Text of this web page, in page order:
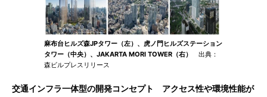
麻布台ヒルズ森JPタワー（左）、虎ノ門ヒルズステーション
タワー（中央）、JAKARTA MORI TOWER（右）
出典：
森ビルプレスリリース
交通インフラ一体型の開発コンセプト アクセス性や環境性能が